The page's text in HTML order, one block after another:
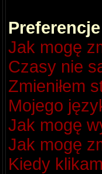
Jak mogę
Czasy nie
Zmieniłem
Mojego
Jak mogę
Jak mogę
Kiedy